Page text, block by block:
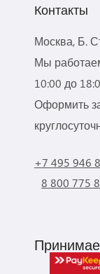
Контакты
Москва, Б.
Мы
10:00 до
Оформить
+7 495 946
8 800 775